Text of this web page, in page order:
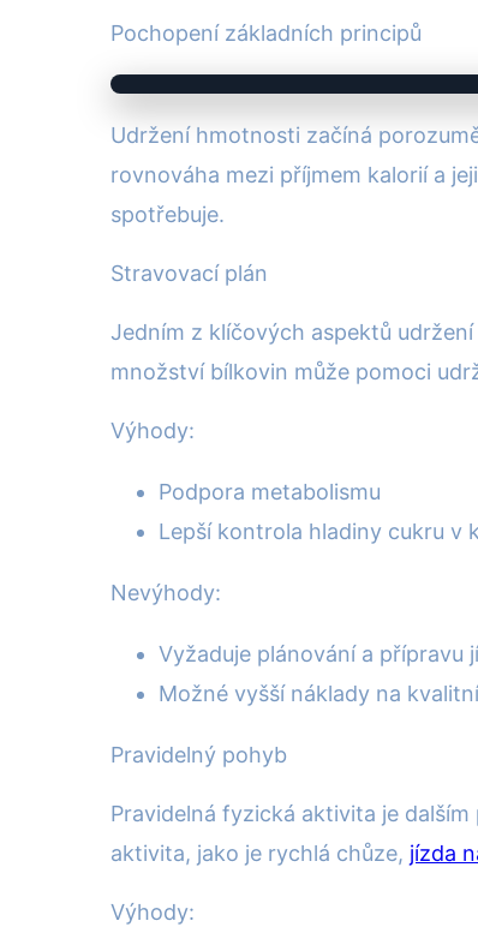
Pochopení základních principů
Udržení hmotnosti začíná
rovnováha mezi příjmem kalorií a
spotřebuje.
Stravovací plán
Jedním z klíčových aspektů
množství bílkovin může pomoci
Výhody:
Podpora metabolismu
Lepší kontrola hladiny cukru v
Nevýhody:
Vyžaduje plánování a přípravu
Možné vyšší náklady na
Pravidelný pohyb
Pravidelná fyzická aktivita je
aktivita, jako je rychlá chůze, jízda
Výhody: